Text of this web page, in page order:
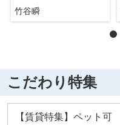
竹谷瞬
こだわり特集
【賃貸特集】ペット可